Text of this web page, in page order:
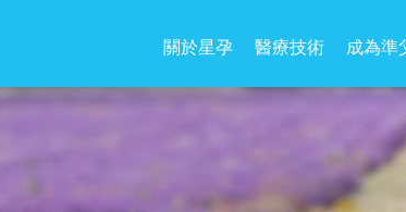
關於星孕 醫療技術 成為準